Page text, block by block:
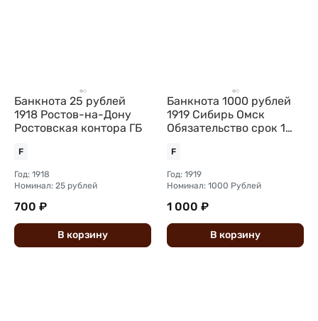
Банкнота 25 рублей
1918 Ростов-на-Дону
Ростовская контора ГБ
F
Год: 1918
Номинал: 25 рублей
700 ₽
В корзину
Банкнота 1000 рублей
1919 Сибирь Омск
Обязательство срок 1
F
Год: 1919
Номинал: 1000 Рублей
1 000 ₽
В корзину